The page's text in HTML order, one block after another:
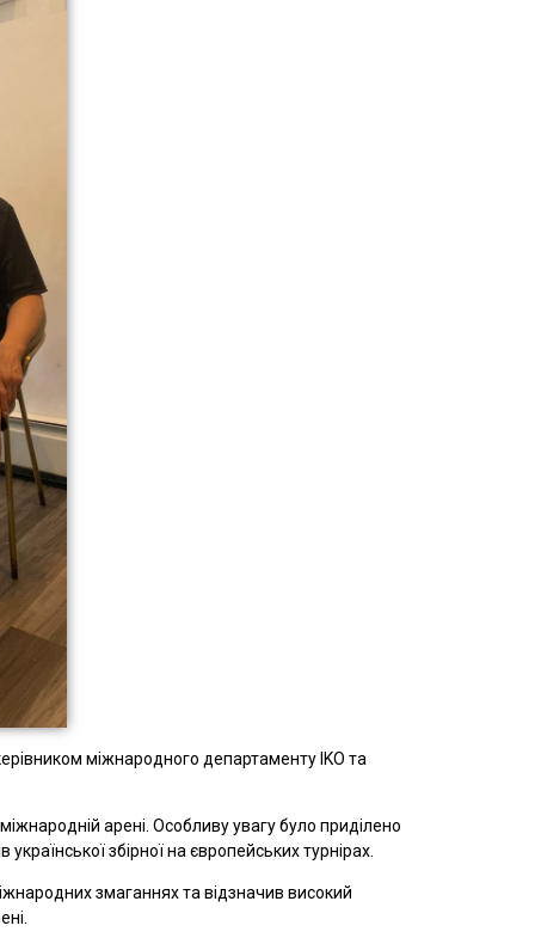
міжнародного департаменту IKO та
арені. Особливу увагу було приділено
збірної на європейських турнірах.
змаганнях та відзначив високий